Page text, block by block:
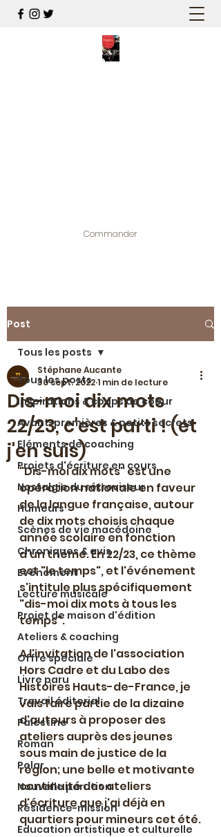
Commander
Post
Tous les posts
Inspirations & coups de coeur
Avant-premières & petits secrets
Eléments de coaching
Projets d'écriture en cours
Nostalgie du rétroviseur
Humeurs
Scènes de vie macédoine
Chroniques & avis
Evénement
Lecture musicale
Projet de maison d'édition
Ateliers & coaching
Offre spéciale
Livre paru
Travail éditorial
Palestine
Roman
Polar
Nouvelle parution
Résidence-mission
Education artistique et culturelle
Tous les posts
Dis-moi dix mots
22/23, c'est parti ! (et
j'en suis)
Stéphane Aucante
30 sept. 20221 min de lecture
"Dis-moi dix mots" est une
opération nationale en faveur
de la langue française, autour
de dix mots choisis chaque
année scolaire en fonction
d'un thème. En 22/23, ce thème
est "le temps", et l'événement
s'intitule plus spécifiquement
"dis-moi dix mots à tous les
temps".
A l'invitation de l'association
Hors Cadre et du Labo des
Histoires Hauts-de-France, je
vais faire partie de la dizaine
d'auteurs à proposer des
ateliers auprès des jeunes
sous main de justice de la
région; une belle et motivante
continuité des ateliers
d'écriture que j'ai déjà en
quartiers pour mineurs cet été.